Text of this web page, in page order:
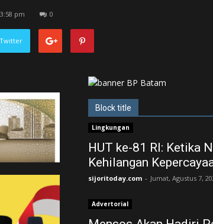
pm 0
Block title
Lingkungan
HUT ke-81 RI: Ketika
Kehilangan
sijoritoday.com - Jumat, Agustus 7,
Advertorial